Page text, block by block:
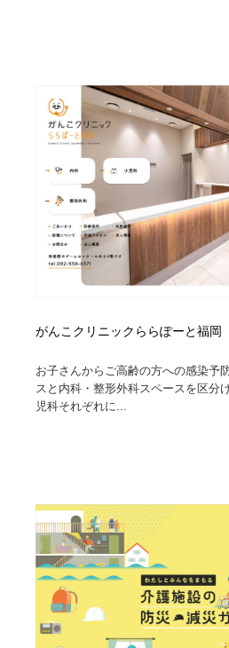
がんこクリニックららぽーと福岡
お子さんからご高齢の方への感染予
スと内科・整形外科スペースを区分
児科それぞれに...